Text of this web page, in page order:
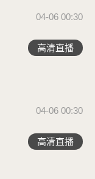
04-06 00:30
高清直播
04-06 00:30
高清直播